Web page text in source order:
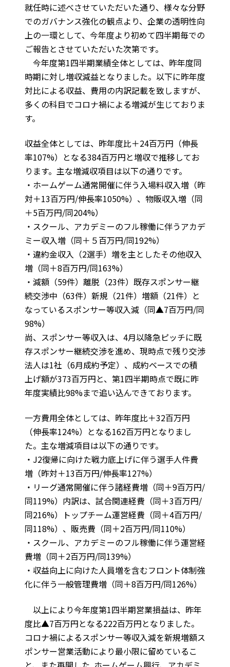
就任時に述べさせていただいた通り、様々な分野
でのガバナンス強化の観点より、企業の透明性向
上の一環として、今年度より初めて四半期毎での
ご報告とさせていただいた次第です。
今年度第1四半期業績全体としては、昨年度同
時期に対し増収減益となりました。以下に昨年度
対比による収益、費用の内訳記載を致しますが、
多くの科目でコロナ禍による増減が生じておりま
す。
収益全体としては、昨年度比＋24百万円（伸長
率107%）となる384百万円と増収で推移してお
ります。主な増減収項目は以下の通りです。
・ホームゲーム通常開催に伴う入場料収入増（昨
対＋13百万円/伸長率1050%）、物販収入増（同
＋5百万円/同204%）
・スクール、アカデミーのフル稼働に伴うアカデ
ミー収入増（同＋５百万円/同192%）
・違約金収入（2選手）増を主としたその他収入
増（同＋8百万円/同163%）
・減額（59件）離脱（23件）既存スポンサー継
続交渉中（63件）新規（21件）増額（21件）と
なっているスポンサー等収入減（同▲7百万円/同
98%）
尚、スポンサー等収入は、4月以降急ピッチに既
存スポンサー継続交渉を進め、現時点で残り交渉
法人は1社（6月成約予定）、成約ベースでの積
上げ額が373百万円と、第1四半期時点で既に昨
年度実績比98%まで追い込んできております。
一方費用全体としては、昨年度比＋32百万円
（伸長率124%）となる162百万円となりまし
た。主な増減項目は以下の通りです。
・J2復帰に向けた戦力底上げに伴う選手人件費
増（昨対＋13百万円/伸長率127%）
・リーグ通常開催に伴う諸経費増（同＋9百万円/
同119%）内訳は、試合関連経費（同＋3百万円/
同216%）トップチーム運営経費（同＋4百万円/
同118%）、販売費（同＋2百万円/同110%）
・スクール、アカデミーのフル稼働に伴う運営経
費増（同＋2百万円/同139%）
・収益向上に向けた人員増を含むフロント体制強
化に伴う一般管理費増（同＋8百万円/同126%）
以上により今年度第1四半期営業損益は、昨年
度比▲7百万円となる222百万円となりました。
コロナ禍によるスポンサー等収入減を新規増額ス
ポンサー営業活動により最小限に留めているこ